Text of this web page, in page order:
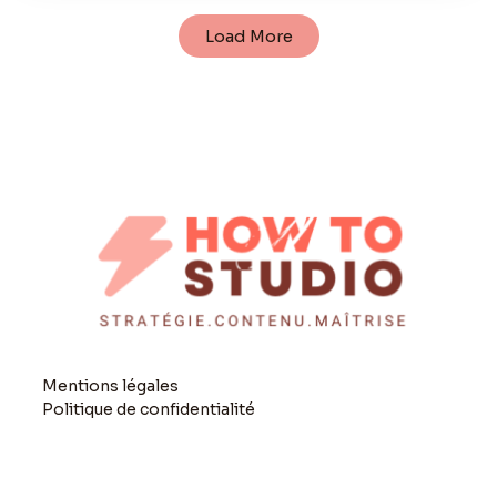
Load More
Mentions légales
Politique de confidentialité